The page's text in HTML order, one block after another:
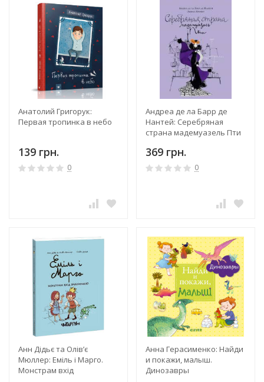
Анатолий Григорук:
Первая тропинка в небо
139 грн.
0
Андреа де ла Барр де
Нантей: Серебряная
страна мадемуазель Пти
369 грн.
0
Анн Дідьє та Олів’є
Мюллер: Еміль і Марго.
Монстрам вхід
Анна Герасименко: Найди
и покажи, малыш.
Динозавры